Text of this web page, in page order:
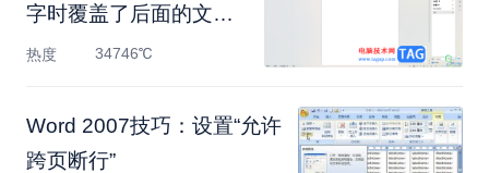
字时覆盖了后面的文字
的解决方
热度 34746℃
Word 2007技巧：设置“允许
跨页断行”